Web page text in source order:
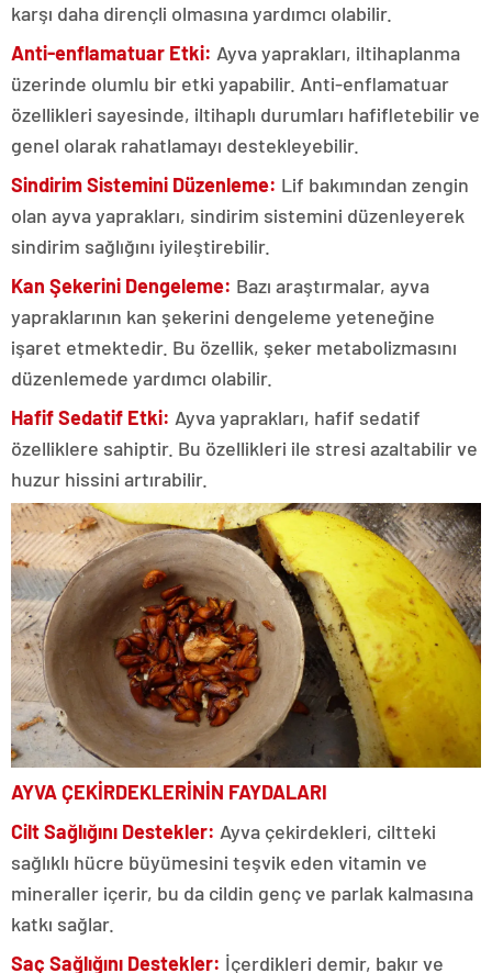
karşı daha dirençli olmasına yardımcı olabilir.
Anti-enflamatuar Etki: Ayva yaprakları, iltihaplanma
üzerinde olumlu bir etki yapabilir. Anti-enflamatuar
özellikleri sayesinde, iltihaplı durumları hafifletebilir ve
genel olarak rahatlamayı destekleyebilir.
Sindirim Sistemini Düzenleme: Lif bakımından zengin
olan ayva yaprakları, sindirim sistemini düzenleyerek
sindirim sağlığını iyileştirebilir.
Kan Şekerini Dengeleme: Bazı araştırmalar, ayva
yapraklarının kan şekerini dengeleme yeteneğine
işaret etmektedir. Bu özellik, şeker metabolizmasını
düzenlemede yardımcı olabilir.
Hafif Sedatif Etki: Ayva yaprakları, hafif sedatif
özelliklere sahiptir. Bu özellikleri ile stresi azaltabilir ve
huzur hissini artırabilir.
AYVA ÇEKİRDEKLERİNİN FAYDALARI
Cilt Sağlığını Destekler: Ayva çekirdekleri, ciltteki
sağlıklı hücre büyümesini teşvik eden vitamin ve
mineraller içerir, bu da cildin genç ve parlak kalmasına
katkı sağlar.
Saç Sağlığını Destekler: İçerdikleri demir, bakır ve